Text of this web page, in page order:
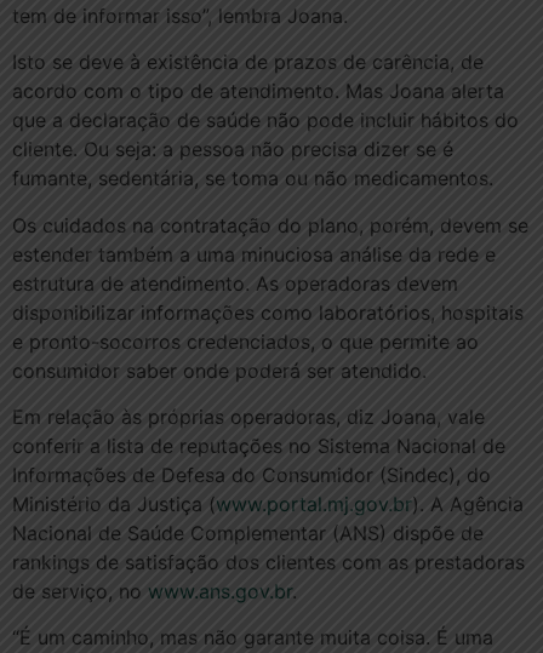
tem de informar isso”, lembra Joana.
Isto se deve à existência de prazos de carência, de
acordo com o tipo de atendimento. Mas Joana alerta
que a declaração de saúde não pode incluir hábitos do
cliente. Ou seja: a pessoa não precisa dizer se é
fumante, sedentária, se toma ou não medicamentos.
Os cuidados na contratação do plano, porém, devem se
estender também a uma minuciosa análise da rede e
estrutura de atendimento. As operadoras devem
disponibilizar informações como laboratórios, hospitais
e pronto-socorros credenciados, o que permite ao
consumidor saber onde poderá ser atendido.
Em relação às próprias operadoras, diz Joana, vale
conferir a lista de reputações no Sistema Nacional de
Informações de Defesa do Consumidor (Sindec), do
Ministério da Justiça (www.portal.mj.gov.br). A Agência
Nacional de Saúde Complementar (ANS) dispõe de
rankings de satisfação dos clientes com as prestadoras
de serviço, no www.ans.gov.br.
“É um caminho, mas não garante muita coisa. É uma